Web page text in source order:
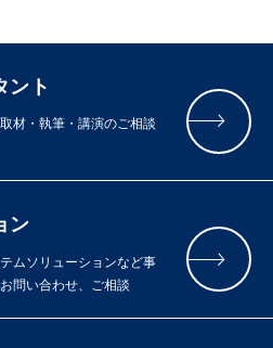
ント
材・執筆・講演のご相談
ン
ムソリューションなど事
問い合わせ、ご相談